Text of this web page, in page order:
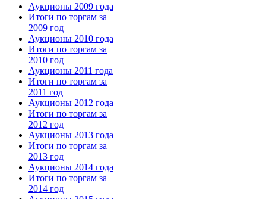
Аукционы 2009 года
Итоги по торгам за
2009 год
Аукционы 2010 года
Итоги по торгам за
2010 год
Аукционы 2011 года
Итоги по торгам за
2011 год
Аукционы 2012 года
Итоги по торгам за
2012 год
Аукционы 2013 года
Итоги по торгам за
2013 год
Аукционы 2014 года
Итоги по торгам за
2014 год